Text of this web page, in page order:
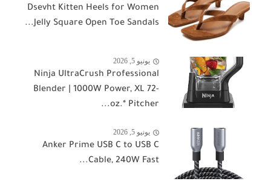
Dsevht Kitten Heels for Women
Jelly Square Open Toe Sandals...
يونيو 5, 2026
Ninja UltraCrush Professional
Blender | 1000W Power, XL 72-
oz.* Pitcher...
يونيو 5, 2026
Anker Prime USB C to USB C
Cable, 240W Fast...